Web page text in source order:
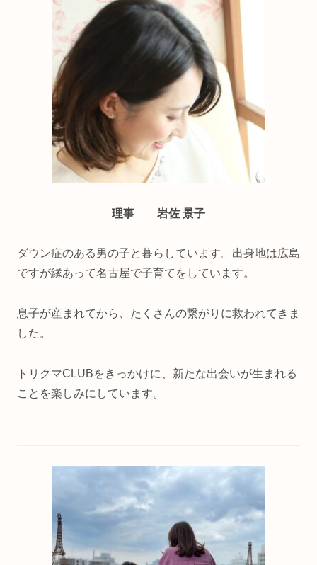
理事 岩佐 景子
ダウン症のある男の子と暮らしています。出身地は広島
ですが縁あって名古屋で子育てをしています。
息子が産まれてから、たくさんの繋がりに救われてきま
した。
トリクマCLUBをきっかけに、新たな出会いが生まれる
ことを楽しみにしています。